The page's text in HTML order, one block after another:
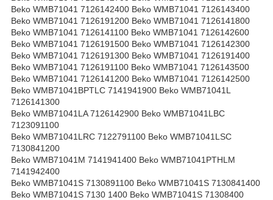
Beko WMB71041 7126142400 Beko WMB71041 7126143400
Beko WMB71041 7126191200 Beko WMB71041 7126141800
Beko WMB71041 7126141100 Beko WMB71041 7126142600
Beko WMB71041 7126191500 Beko WMB71041 7126142300
Beko WMB71041 7126191300 Beko WMB71041 7126191400
Beko WMB71041 7126191100 Beko WMB71041 7126143500
Beko WMB71041 7126141200 Beko WMB71041 7126142500
Beko WMB71041BPTLC 7141941900 Beko WMB71041L
7126141300
Beko WMB71041LA 7126142900 Beko WMB71041LBC
7123091100
Beko WMB71041LRC 7122791100 Beko WMB71041LSC
7130841200
Beko WMB71041M 7141941400 Beko WMB71041PTHLM
7141942400
Beko WMB71041S 7130891100 Beko WMB71041S 7130841400
Beko WMB71041S 7130 1400 Beko WMB71041S 71308400